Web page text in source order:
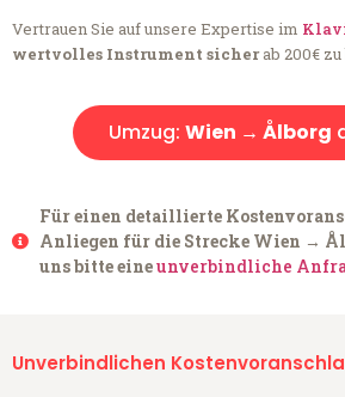
Vertrauen Sie auf unsere Expertise im
wertvolles Instrument sicherab 200€
Umzug: Wien → Ålborg
Für einen detaillierte
Anliegen für die Strecke Wien →
uns bitte eineunverbindliche
Unverbindlichen